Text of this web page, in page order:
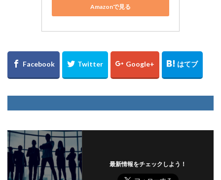
Amazonで見る
最新情報をチェックしよう！